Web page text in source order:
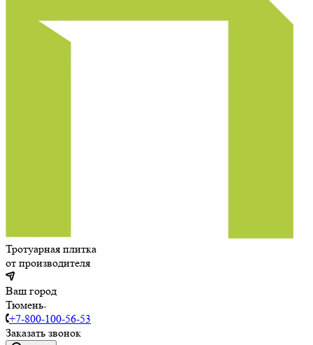
Тротуарная плитка
от производителя
Ваш город
Тюмень
+7-800-100-56-53
Заказать звонок